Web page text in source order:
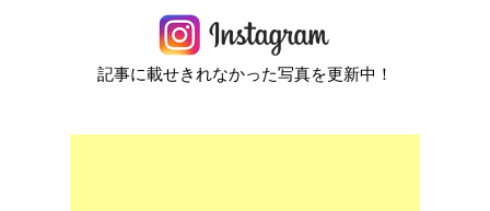
記事に載せきれなかった写真を更新中！